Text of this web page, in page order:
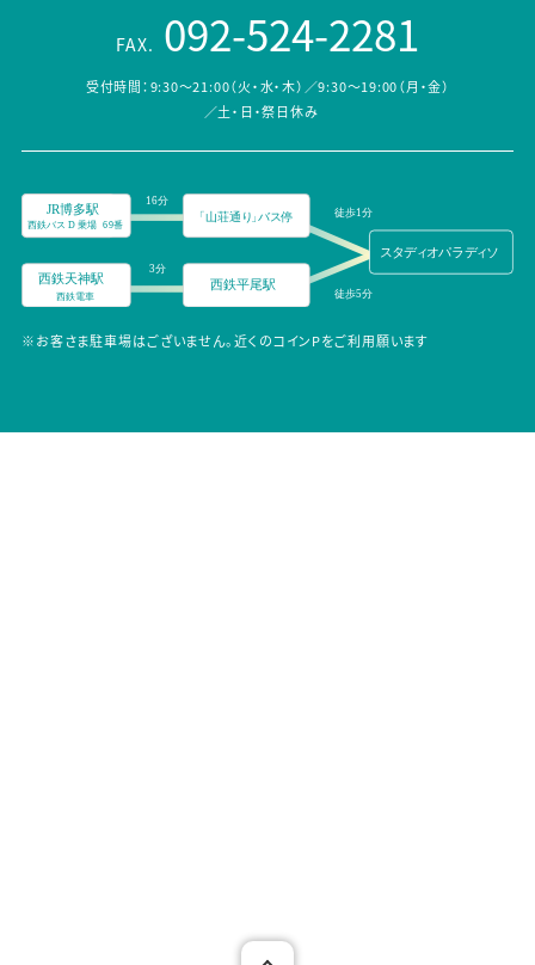
FAX. 092-524-2281
受付時間：9:30～21:00（火・水・木）／9:30～19:00（月・金）
／土・日・祭日休み
※お客さま駐車場はございません。近くのコインPをご利用願います